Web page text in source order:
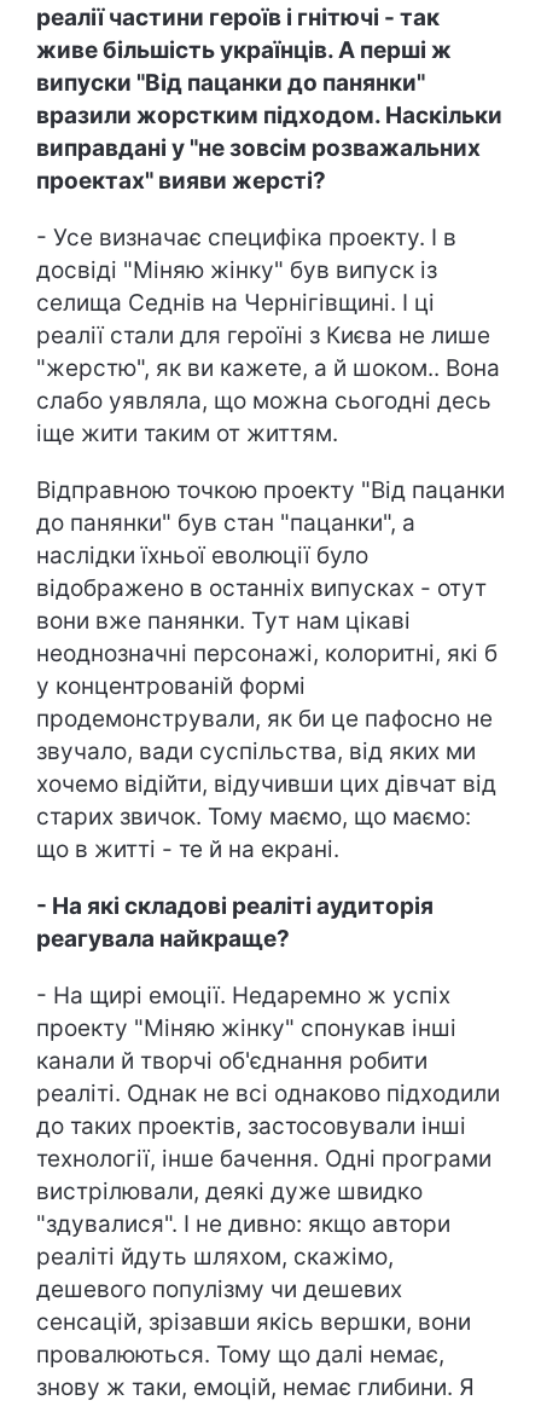
реалії частини героїв і гнітючі - так
живе більшість українців. А перші ж
випуски "Від пацанки до панянки"
вразили жорстким підходом. Наскільки
виправдані у "не зовсім розважальних
проектах" вияви жерсті?
- Усе визначає специфіка проекту. І в
досвіді "Міняю жінку" був випуск із
селища Седнів на Чернігівщині. І ці
реалії стали для героїні з Києва не лише
"жерстю", як ви кажете, а й шоком.. Вона
слабо уявляла, що можна сьогодні десь
іще жити таким от життям.
Відправною точкою проекту "Від пацанки
до панянки" був стан "пацанки", а
наслідки їхньої еволюції було
відображено в останніх випусках - отут
вони вже панянки. Тут нам цікаві
неоднозначні персонажі, колоритні, які б
у концентрованій формі
продемонстрували, як би це пафосно не
звучало, вади суспільства, від яких ми
хочемо відійти, відучивши цих дівчат від
старих звичок. Тому маємо, що маємо:
що в житті - те й на екрані.
- На які складові реаліті аудиторія
реагувала найкраще?
- На щирі емоції. Недаремно ж успіх
проекту "Міняю жінку" спонукав інші
канали й творчі об'єднання робити
реаліті. Однак не всі однаково підходили
до таких проектів, застосовували інші
технології, інше бачення. Одні програми
вистрілювали, деякі дуже швидко
"здувалися". І не дивно: якщо автори
реаліті йдуть шляхом, скажімо,
дешевого популізму чи дешевих
сенсацій, зрізавши якісь вершки, вони
провалюються. Тому що далі немає,
знову ж таки, емоцій, немає глибини. Я